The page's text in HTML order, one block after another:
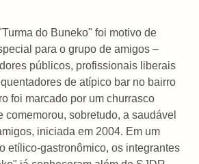
do Buneko" foi motivo de
para o grupo de amigos –
públicos, profissionais liberais
de atípico bar no bairro
foi marcado por um churrasco
comemorou, sobretudo, a saudável
iniciada em 2004. Em um
etílico-gastronômico, os integrantes